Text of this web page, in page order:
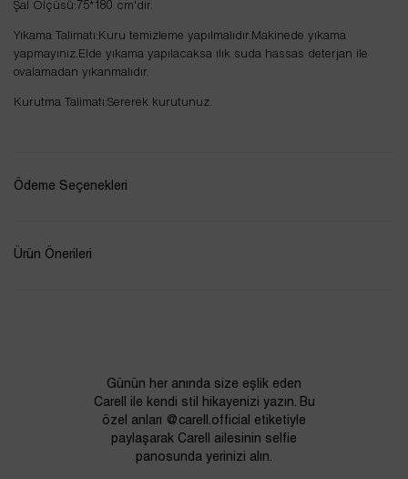
Şal Ölçüsü:75*180 cm'dir.
Yıkama Talimatı:Kuru temizleme yapılmalıdır.Makinede yıkama
yapmayınız.Elde yıkama yapılacaksa ılık suda hassas deterjan ile
ovalamadan yıkanmalıdır.
Kurutma Talimatı:Sererek kurutunuz.
Ödeme Seçenekleri
Ürün Önerileri
Günün her anında size eşlik eden
Carell ile kendi stil hikayenizi yazın. Bu
özel anları @carell.official etiketiyle
paylaşarak Carell ailesinin selfie
panosunda yerinizi alın.